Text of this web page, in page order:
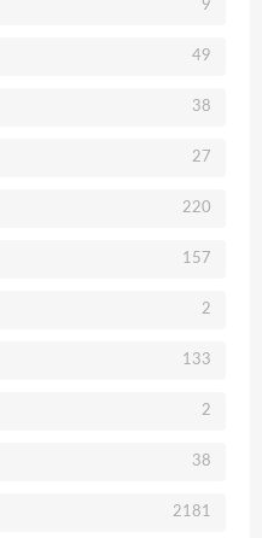
9
49
38
27
220
157
2
133
2
38
2181